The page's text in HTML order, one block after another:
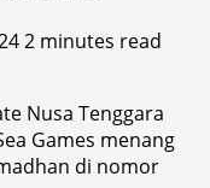
2 minutes read
Nusa Tenggara
Games menang
di nomor